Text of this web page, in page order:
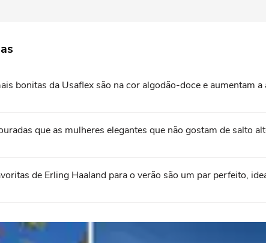
bonitas da Usaflex são na cor algodão-doce e aumentam
que as mulheres elegantes que não gostam de salto
de Erling Haaland para o verão são um par perfeito,